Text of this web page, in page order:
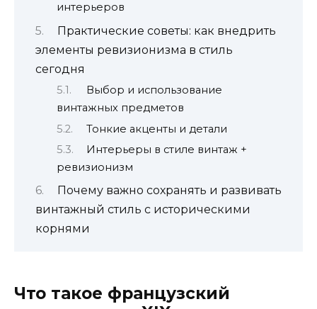
интерьеров
Практические советы: как внедрить
элементы ревизионизма в стиль
сегодня
Выбор и использование
винтажных предметов
Тонкие акценты и детали
Интерьеры в стиле винтаж +
ревизионизм
Почему важно сохранять и развивать
винтажный стиль с историческими
корнями
Что такое французский